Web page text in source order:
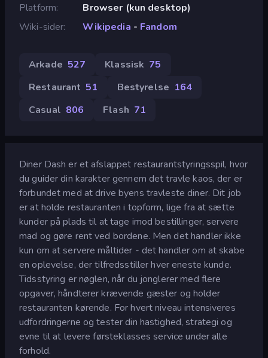
Platform
Browser (kun desktop)
Wiki-sider
Wikipedia - Fandom
Arkade 527 Klassisk 75
Restaurant 51 Bestyrelse 164
Casual 806 Flash 71
Diner Dash er et afslappet restaurantstyringsspil, hvor
du guider din karakter gennem det travle kaos, der er
forbundet med at drive byens travleste diner. Dit job
er at holde restauranten i topform, lige fra at sætte
kunder på plads til at tage imod bestillinger, servere
mad og gøre rent ved bordene. Men det handler ikke
kun om at servere måltider - det handler om at skabe
en oplevelse, der tilfredsstiller hver eneste kunde.
Tidsstyring er nøglen, når du jonglerer med flere
opgaver, håndterer krævende gæster og holder
restauranten kørende. For hvert niveau intensiveres
udfordringerne og tester din hastighed, strategi og
evne til at levere førsteklasses service under alle
forhold.